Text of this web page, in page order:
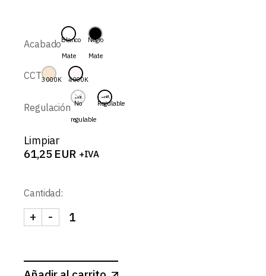
51,08 EUR
hasta
61,25 EUR
AcabadoBlanco
Mate
Negro
Mate
CCT3000K 4000K
Regulación No
regulable
Regulable
Limpiar
61,25 EUR +IVA
Cantidad:
AXON-SPOT REDONDO BASCULANTE CONCAVO
-
+